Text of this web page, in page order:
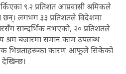
९.२ प्रतिशत आप्रवासी श्रमिकले
छन्। लगभग ३३ प्रतिशतले विदेशमा
सान्दर्भिक नभएको, २० प्रतिशतले
श्रम बजारमा समान काम उपलब्ध
भिन्नताहरूका कारण आफूले सिकेको